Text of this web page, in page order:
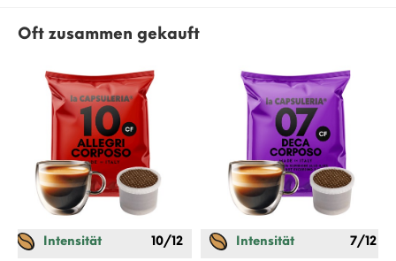
Oft zusammen gekauft
Intensität
10/12
Intensität
7/12